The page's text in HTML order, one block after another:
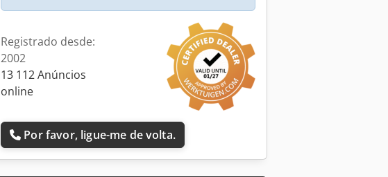
Solicitar mais imagens
Registrado desde:
2002
13 112 Anúncios
online
Por favor, ligue-me de volta.